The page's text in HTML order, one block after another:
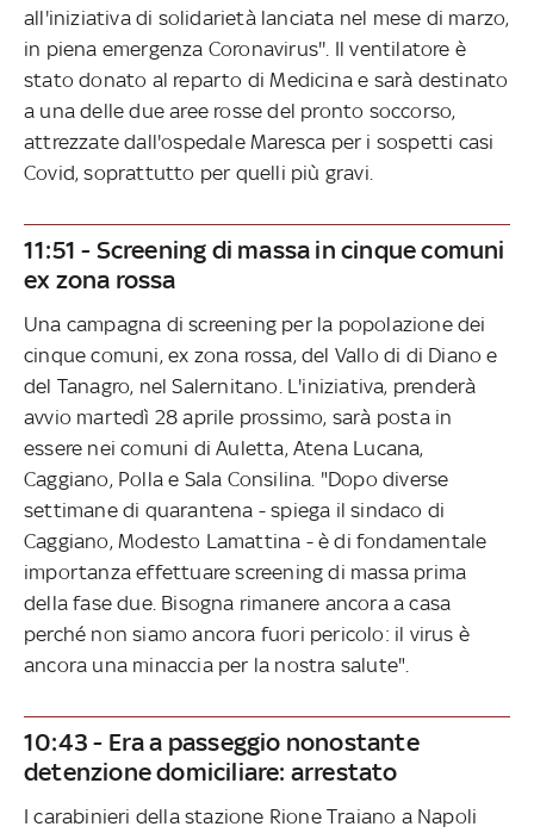
all'iniziativa di solidarietà lanciata nel mese di marzo,
in piena emergenza Coronavirus''. Il ventilatore è
stato donato al reparto di Medicina e sarà destinato
a una delle due aree rosse del pronto soccorso,
attrezzate dall'ospedale Maresca per i sospetti casi
Covid, soprattutto per quelli più gravi.
11:51 - Screening di massa in cinque comuni
ex zona rossa
Una campagna di screening per la popolazione dei
cinque comuni, ex zona rossa, del Vallo di di Diano e
del Tanagro, nel Salernitano. L'iniziativa, prenderà
avvio martedì 28 aprile prossimo, sarà posta in
essere nei comuni di Auletta, Atena Lucana,
Caggiano, Polla e Sala Consilina. "Dopo diverse
settimane di quarantena - spiega il sindaco di
Caggiano, Modesto Lamattina - è di fondamentale
importanza effettuare screening di massa prima
della fase due. Bisogna rimanere ancora a casa
perché non siamo ancora fuori pericolo: il virus è
ancora una minaccia per la nostra salute".
10:43 - Era a passeggio nonostante
detenzione domiciliare: arrestato
I carabinieri della stazione Rione Traiano a Napoli